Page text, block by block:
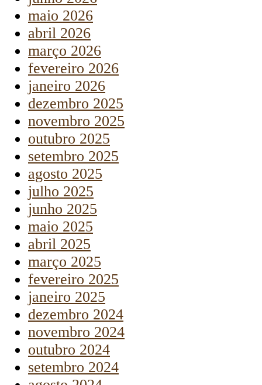
maio 2026
abril 2026
março 2026
fevereiro 2026
janeiro 2026
dezembro 2025
novembro 2025
outubro 2025
setembro 2025
agosto 2025
julho 2025
junho 2025
maio 2025
abril 2025
março 2025
fevereiro 2025
janeiro 2025
dezembro 2024
novembro 2024
outubro 2024
setembro 2024